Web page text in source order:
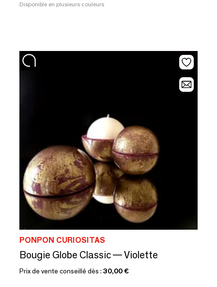
Disponible en plusieurs couleurs
PONPON CURIOSITAS
Bougie Globe Classic — Violette
Prix de vente conseillé dès : 30,00 €